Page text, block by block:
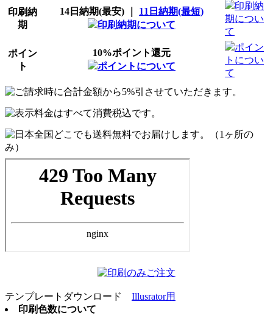
印刷納
期
14日納期(最安) ｜ 11日納期(最短)
印刷納期について
印刷納
期につい
て
ポイン
ト
10%ポイント還元
ポイントについて
ポイン
トについ
て
テンプレートダウンロード Illusrator用
印刷色数について